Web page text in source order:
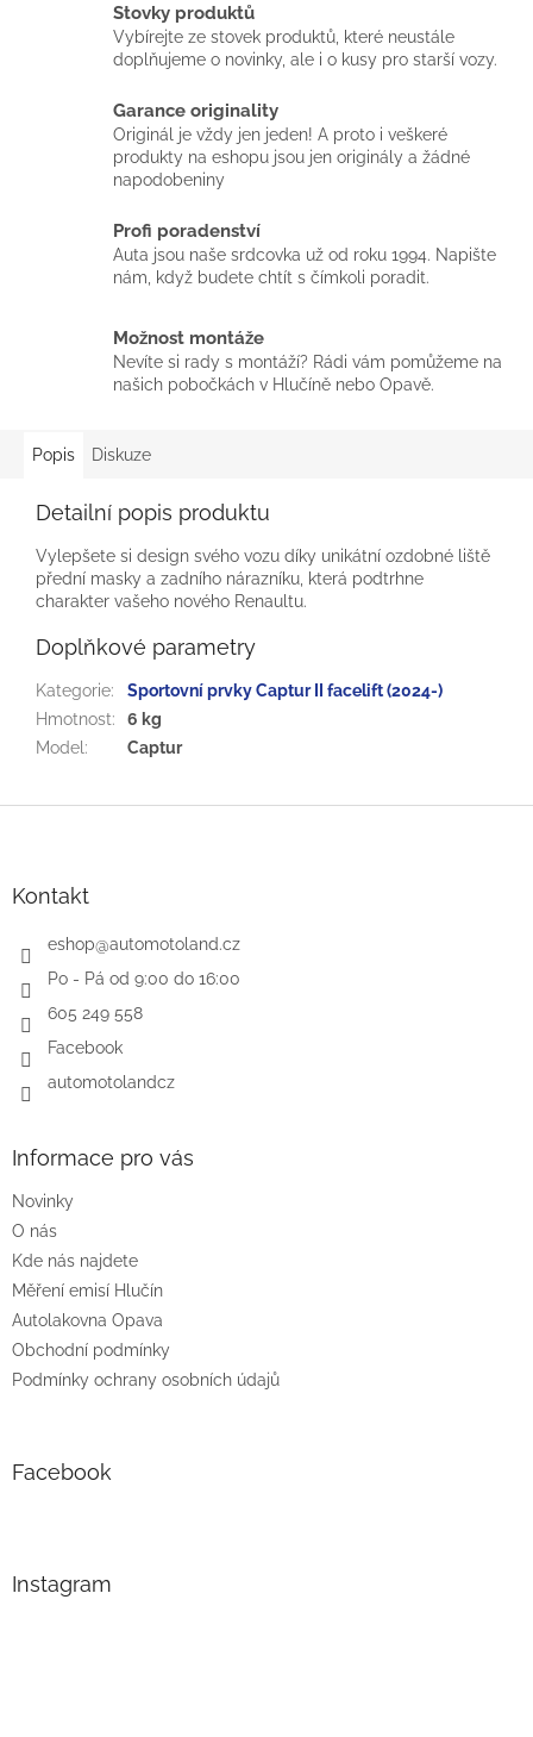
Stovky produktů
Vybírejte ze stovek produktů, které neustále
doplňujeme o novinky, ale i o kusy pro starší vozy.
Garance originality
Originál je vždy jen jeden! A proto i veškeré
produkty na eshopu jsou jen originály a žádné
napodobeniny
Profi poradenství
Auta jsou naše srdcovka už od roku 1994. Napište
nám, když budete chtít s čímkoli poradit.
Možnost montáže
Nevíte si rady s montáží? Rádi vám pomůžeme na
našich pobočkách v Hlučíně nebo Opavě.
Popis Diskuze
Detailní popis produktu
Vylepšete si design svého vozu díky unikátní ozdobné liště
přední masky a zadního nárazníku, která podtrhne
charakter vašeho nového Renaultu.
Doplňkové parametry
Kategorie:
Sportovní prvky Captur II facelift (2024-)
Hmotnost:
6 kg
Model : Captur
Kontakt
eshop@automotoland.cz
Po - Pá od 9:00 do 16:00
605 249 558
Facebook
automotolandcz
Informace pro vás
Novinky
O nás
Kde nás najdete
Měření emisí Hlučín
Autolakovna Opava
Obchodní podmínky
Podmínky ochrany osobních údajů
Facebook
Instagram